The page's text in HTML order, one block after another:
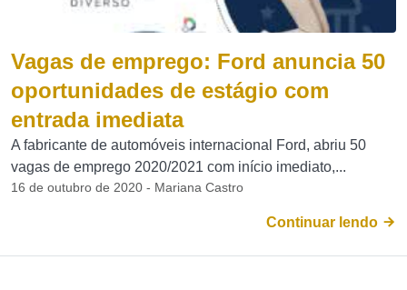
Vagas de emprego: Ford anuncia 50
oportunidades de estágio com
entrada imediata
A fabricante de automóveis internacional Ford, abriu 50
vagas de emprego 2020/2021 com início imediato,...
16 de outubro de 2020 - Mariana Castro
Continuar lendo